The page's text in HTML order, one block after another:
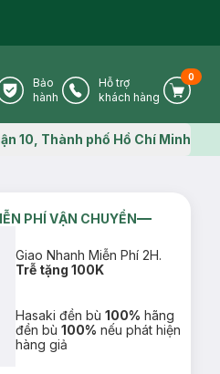
Warranty Icon
Bảo
hành
Phone Icon
Hỗ trợ
khách hàng
Cart
0
Map icon
10, Thành phố Hồ Chí Minh
PHÍ VẬN CHUYỂN
Giao Nhanh Miễn Phí 2H.
Trễ tặng 100K
Hasaki đền bù100% hãng
đền bù100% nếu phát hiện
hàng giả